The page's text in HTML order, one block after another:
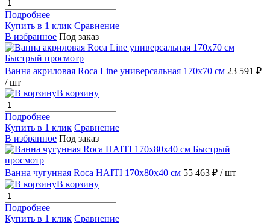
Подробнее
Купить в 1 клик Сравнение
В избранное Под заказ
Быстрый просмотр
Ванна акриловая Roca Line универсальная 170x70 см 23 591 ₽
/ шт
В корзину
Подробнее
Купить в 1 клик Сравнение
В избранное Под заказ
Быстрый
просмотр
Ванна чугунная Roca HAITI 170x80x40 см 55 463 ₽ / шт
В корзину
Подробнее
Купить в 1 клик Сравнение